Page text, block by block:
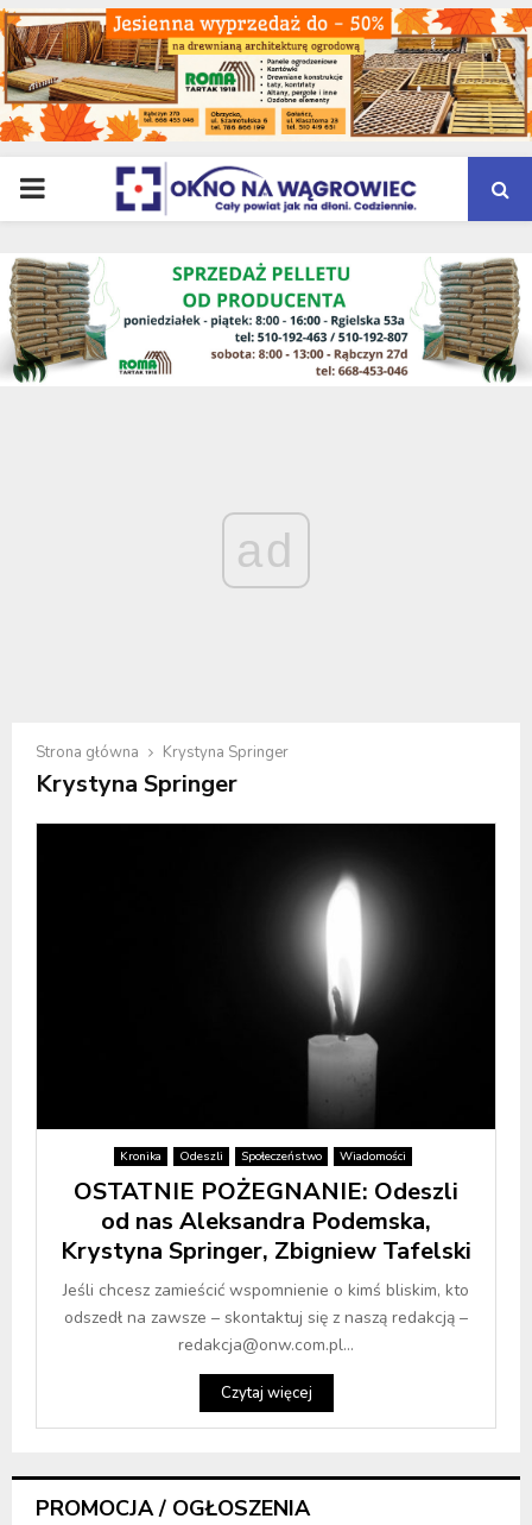
PRIMARY
MENU
ad
Strona główna Krystyna Springer
Krystyna Springer
Kronika Odeszli Społeczeństwo Wiadomości
OSTATNIE POŻEGNANIE: Odeszli
od nas Aleksandra Podemska,
Krystyna Springer, Zbigniew Tafelski
Jeśli chcesz zamieścić wspomnienie o kimś bliskim, kto
odszedł na zawsze – skontaktuj się z naszą redakcją –
redakcja@onw.com.pl...
Czytaj więcej
PROMOCJA / OGŁOSZENIA